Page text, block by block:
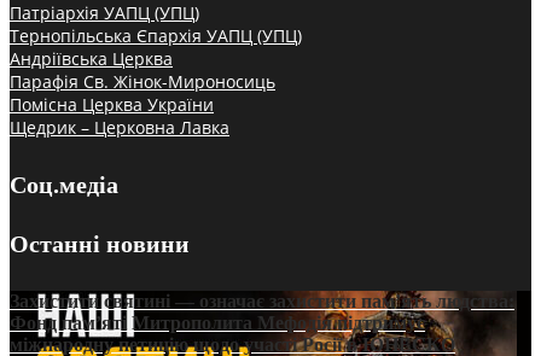
Патріархія УАПЦ (УПЦ)
Тернопільська Єпархія УАПЦ (УПЦ)
Андріївська Церква
Парафія Св. Жінок-Мироносиць
Помісна Церква України
Щедрик – Церковна Лавка
Соц.медіа
Останні новини
Захистити святині — означає захистити пам’ять людства:
Фонд пам’яті Митрополита Мефодія підтримує
міжнародну петицію щодо участі Росії в ЮНЕСКО